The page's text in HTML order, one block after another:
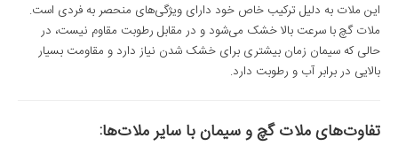
این ملات به دلیل ترکیب خاص خود دارای ویژگی‌های منحصر به فردی است.
ملات گچ با سرعت بالا خشک می‌شود و در مقابل رطوبت مقاوم نیست، در
حالی که سیمان زمان بیشتری برای خشک شدن نیاز دارد و مقاومت بسیار
بالایی در برابر آب و رطوبت دارد.
تفاوت‌های ملات گچ و سیمان با سایر ملات‌ها: